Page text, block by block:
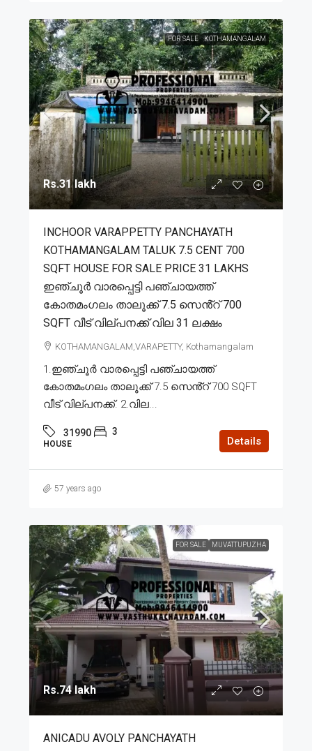
FOR SALE KOTHAMANGALAM
Rs.31 lakh
INCHOOR VARAPPETTY PANCHAYATH
KOTHAMANGALAM TALUK 7.5 CENT 700
SQFT HOUSE FOR SALE PRICE 31 LAKHS
ഇഞ്ചൂർ വാരപ്പെട്ടി പഞ്ചായത്ത്
കോതമംഗലം താലൂക്ക് 7.5 സെൻ്റ് 700
SQFT വീട് വില്പനക്ക് വില 31 ലക്ഷം
KOTHAMANGALAM,VARAPETTY, Kothamangalam
1.ഇഞ്ചൂർ വാരപ്പെട്ടി പഞ്ചായത്ത്
കോതമംഗലം താലൂക്ക് 7.5 സെൻ്റ് 700 SQFT
വീട് വില്പനക്ക്. 2.വില...
31990 3
HOUSE Details
57 years ago
FOR SALE MUVATTUPUZHA
Rs.74 lakh
ANICADU AVOLY PANCHAYATH